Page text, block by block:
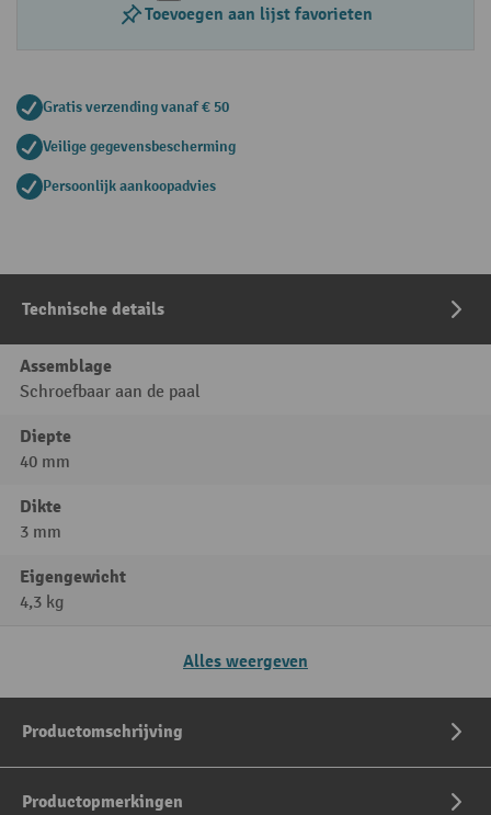
Toevoegen aan lijst favorieten
Gratis verzending vanaf € 50
Veilige gegevensbescherming
Persoonlijk aankoopadvies
Technische details
Assemblage
Schroefbaar aan de paal
Diepte
40 mm
Dikte
3 mm
Eigengewicht
4,3 kg
Alles weergeven
Productomschrijving
Productopmerkingen